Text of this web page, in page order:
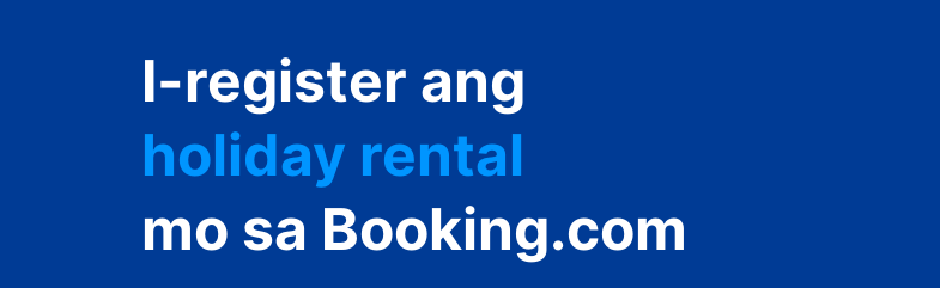
I-register ang
hotel
holiday rental
guest house
bed and breakfast
mo sa Booking.com